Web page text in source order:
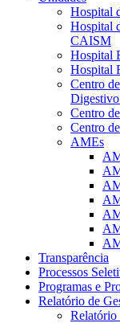
Hospital
Hospital
CAISM
Hospital
Hospital
Centro
Centro
Centro
AMEs
Transparência
Processos
Programas e
Relatório de
Relatório